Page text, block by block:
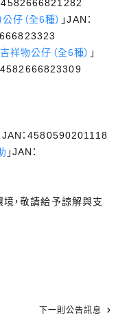
4582666821282
仔（全6種） 」JAN：
祥物公仔（全6種） 」
4582666823309
JAN：4580590201118
」JAN：
，敬請給予諒解與支
下一則公告訊息